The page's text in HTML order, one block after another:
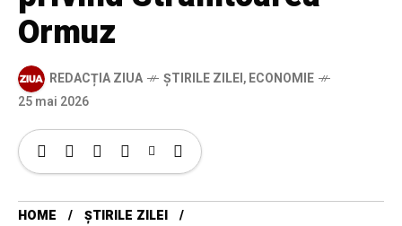
Ormuz
REDACȚIA ZIUA ȘTIRILE ZILEI,ECONOMIE
25 mai 2026
HOME
ȘTIRILE ZILEI